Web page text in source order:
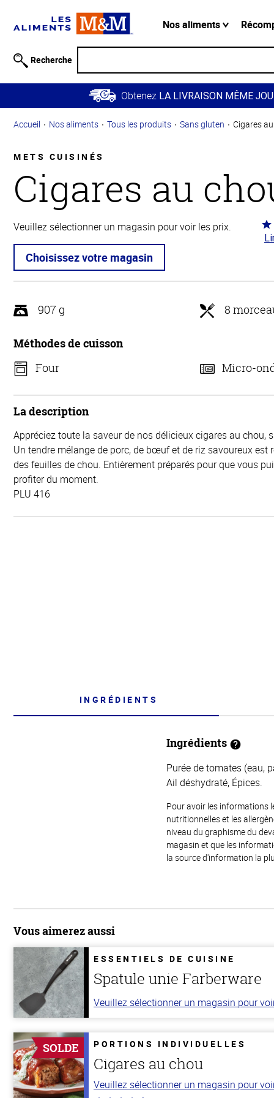
relative à
Passer
contenu
Retour à
principale
Nos aliments
Recherche
Obtenez LA LIVRAISON MÊME
Accueil Nos aliments Tous les produits Sans gluten Cigares
METS CUISINÉS
Cigares au
Veuillez sélectionner un magasin pour voir les prix.
Choisissez votre magasin
907 g 8
Méthodes de cuisson
Four
Micro-
La description
Appréciez toute la saveur de nos délicieux cigares au chou,
Un tendre mélange de porc, de bœuf et de riz savoureux est
des feuilles de chou. Entièrement préparés pour que vous
profiter du moment.
PLU 416
INGRÉDIENTS
Ingrédients
Purée de tomates (eau,
Ail déshydraté, Épices.
Pour avoir les informations
nutritionnelles et les
niveau du graphisme du
magasin et que les
la source d'information la
Vous aimerez aussi
ESSENTIELS DE CUISINE
Spatule unie Farberware
Veuillez sélectionner un magasin pour
SOLDE PORTIONS INDIVIDUELLES
Cigares au chou
Veuillez sélectionner un magasin pour